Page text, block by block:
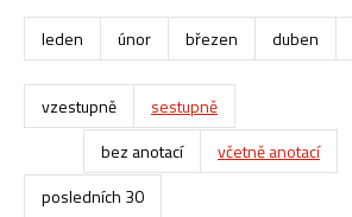
leden únor březen duben
vzestupně
sestupně
bez anotací
včetně anotací
posledních 30